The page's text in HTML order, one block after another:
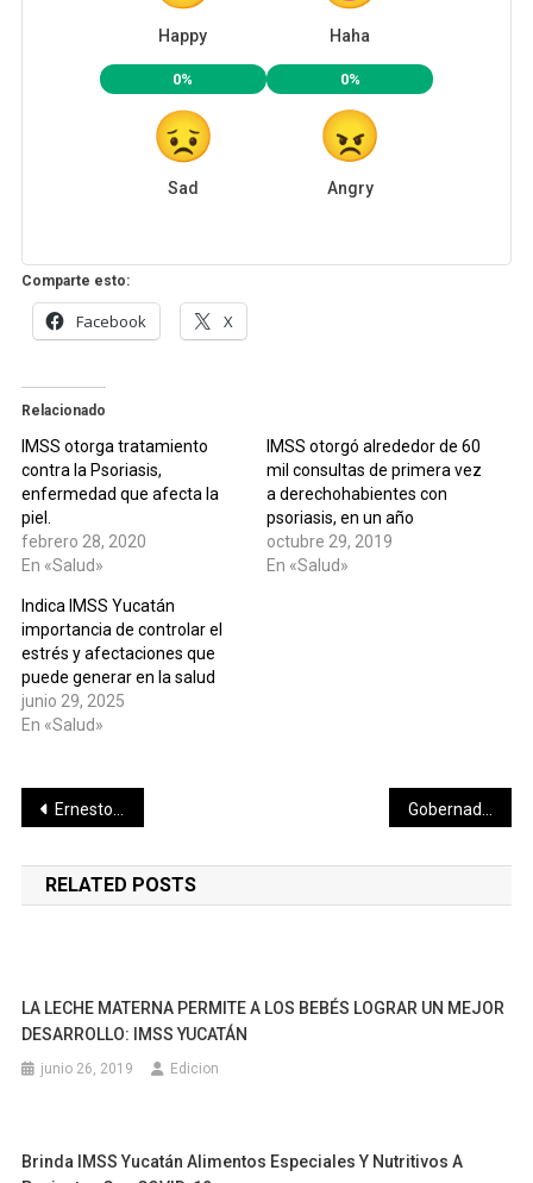
Happy Haha
0%
Sad
0%
Angry
Comparte esto:
Facebook X
Relacionado
IMSS otorga tratamiento
contra la Psoriasis,
enfermedad que afecta la
piel.
febrero 28, 2020
En «Salud»
IMSS otorgó alrededor de 60
mil consultas de primera vez
a derechohabientes con
psoriasis, en un año
octubre 29, 2019
En «Salud»
Indica IMSS Yucatán
importancia de controlar el
estrés y afectaciones que
puede generar en la salud
junio 29, 2025
En «Salud»
Navegación
de
entradas
Ernesto Sánchez y Abigail Cabrera se coronan en la XXXI Carrera CMIC del Día del Ingeniero
RELATED POSTS
LA LECHE MATERNA PERMITE A LOS BEBÉS LOGRAR UN MEJOR
DESARROLLO: IMSS YUCATÁN
junio 26, 2019 Edicion
Brinda IMSS Yucatán Alimentos Especiales Y Nutritivos A